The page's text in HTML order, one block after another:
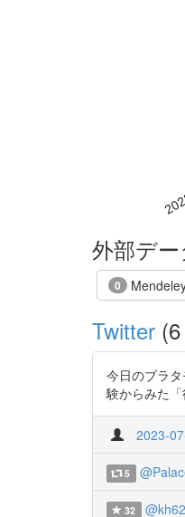
外部デ
0
Twitter
今日のブラ
験からみた
2023-
5
32